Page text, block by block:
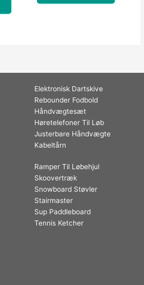
Elektronisk Dartskive
Rebounder Fodbold
Håndvægtesæt
Høretelefoner Til Løb
Justerbare Håndvægte
Kabeltårn
Ramper Til Løbehjul
Skoovertræk
Snowboard Støvler
Stairmaster
Sup Paddleboard
Tennis Ketcher